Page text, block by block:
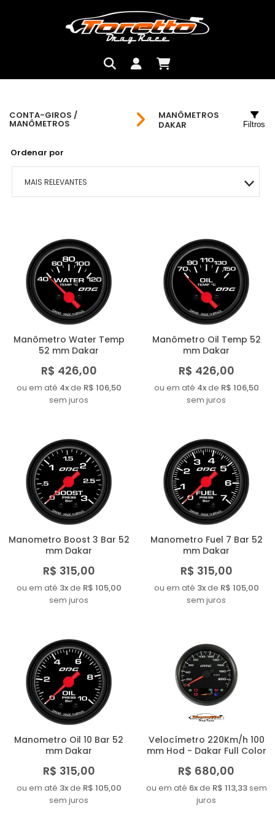
CONTA-GIROS /
MANÔMETROS
MANÔMETROS
DAKAR
Ordenar por
MAIS RELEVANTES
MENOR PREÇO
MAIOR PREÇO
A - Z
Filtros
Manômetro Water Temp
52 mm Dakar
R$ 426,00
ou em até 4xde R$ 106,50
sem juros
Manômetro Oil Temp 52
mm Dakar
R$ 426,00
ou em até 4xde R$ 106,50
sem juros
Manometro Boost 3 Bar 52
mm Dakar
R$ 315,00
ou em até 3xde R$ 105,00
sem juros
Manometro Fuel 7 Bar 52
mm Dakar
R$ 315,00
ou em até 3xde R$ 105,00
sem juros
Manometro Oil 10 Bar 52
mm Dakar
R$ 315,00
ou em até 3xde R$ 105,00
sem juros
Velocímetro 220Km/h 100
mm Hod - Dakar Full Color
R$ 680,00
ou em até 6xde R$ 113,33sem
juros